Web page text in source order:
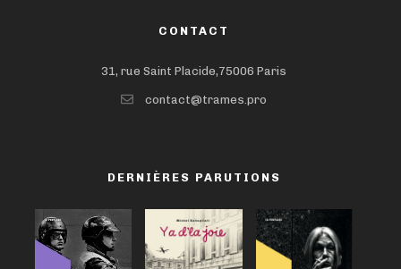
CONTACT
31, rue Saint Placide,75006 Paris
contact@trames.pro
DERNIÈRES PARUTIONS